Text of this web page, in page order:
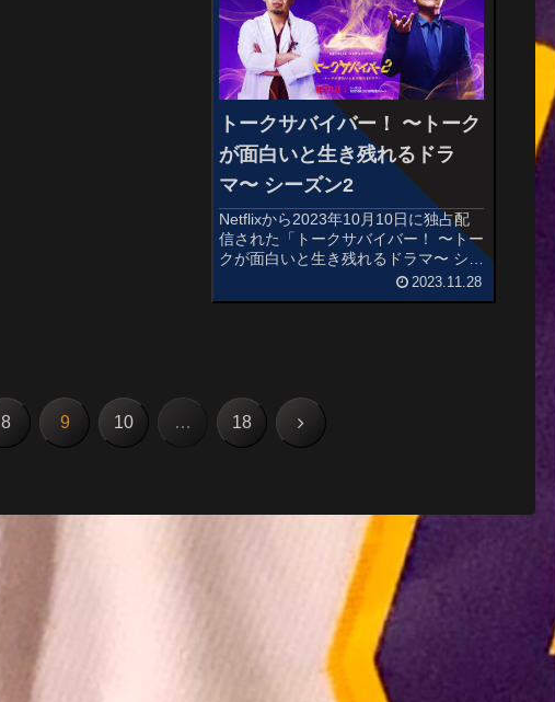
トークサバイバー！ 〜トーク
が面白いと生き残れるドラ
マ〜 シーズン2
Netflixから2023年10月10日に独占配
信された「トークサバイバー！ 〜トー
クが面白いと生き残れるドラマ〜 シー
ズン2」の感想記事です。ドラマ進行
中にキャストからお題を振られた芸人
2023.11.28
8 9 10 … 18 次